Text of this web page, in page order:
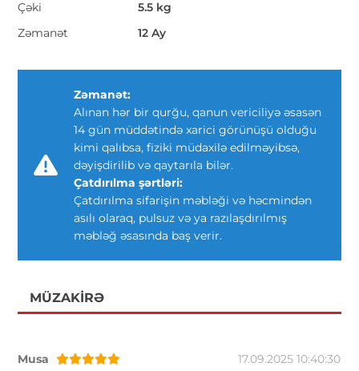
Çəki
5.5 kg
Zəmanət
12 Ay
Zəmanət:
Alınan hər bir qurğu, qanun vericiliyə əsasən
14 gün müddətində xarici görünüşü olduğu
kimi qalıbsa, fiziki müdaxilə edilməyibsə,
dəyişdirilib və qaytarıla bilər.
Çatdırılma şərtləri:
Çatdırılma sifarişin məbləği və həcmindən
asılı olaraq, pulsuz və ya razılaşdırılmış
məbləğ əsasında baş verir.
MÜZAKIRƏ
Musa
17.09.2025 10:40:30